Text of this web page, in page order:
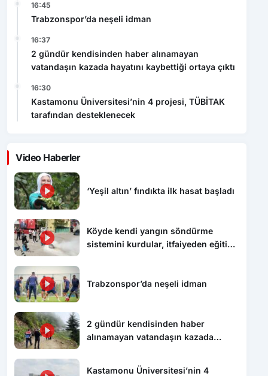
16:45
Trabzonspor’da neşeli idman
16:37
2 gündür kendisinden haber alınamayan
vatandaşın kazada hayatını kaybettiği ortaya çıktı
16:30
Kastamonu Üniversitesi’nin 4 projesi, TÜBİTAK
tarafından desteklenecek
Video Haberler
‘Yeşil altın’ fındıkta ilk hasat başladı
Köyde kendi yangın söndürme
sistemini kurdular, itfaiyeden eğitim
Trabzonspor’da neşeli idman
2 gündür kendisinden haber
alınamayan vatandaşın kazada
Kastamonu Üniversitesi’nin 4